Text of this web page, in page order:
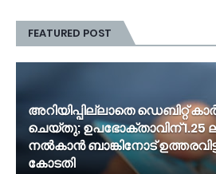
FEATURED POST
അറിയിപ്പില്ലാതെ ഡെബിറ്റ്
ചെയ്തു; ഉപഭോക്താവിന് 1.25
നൽകാൻ ബാങ്കിനോട്
കോടതി